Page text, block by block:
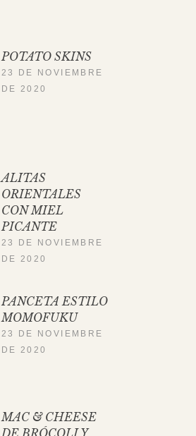
POTATO SKINS
23 DE NOVIEMBRE
DE 2020
ALITAS
ORIENTALES
CON MIEL
PICANTE
23 DE NOVIEMBRE
DE 2020
PANCETA ESTILO
MOMOFUKU
23 DE NOVIEMBRE
DE 2020
MAC & CHEESE
DE BRÓCOLI Y